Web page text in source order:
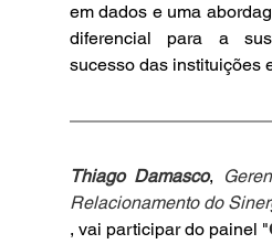
em dados e uma
diferencial para a
sucesso das instituições
Thiago Damasco,
Relacionamento do
, vai participar do painel "